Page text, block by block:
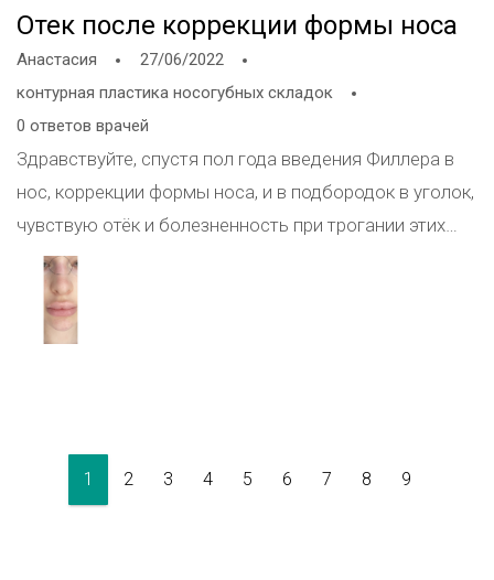
Отек после коррекции формы носа
Анастасия
27/06/2022
контурная пластика носогубных складок
0 ответов врачей
Здравствуйте, спустя пол года введения Филлера в
нос, коррекции формы носа, и в подбородок в уголок,
чувствую отёк и болезненность при трогании этих
мест. Нос немного покраснел. Вчера была высокая
температура 38,5 но она быстро спала, на фоне
пищевого отравления.Очень сильно переживаю,
достаточно времени для каких либо осложнений … а
губы кстати , не болят.
1 2 3 4 5 6 7 8 9